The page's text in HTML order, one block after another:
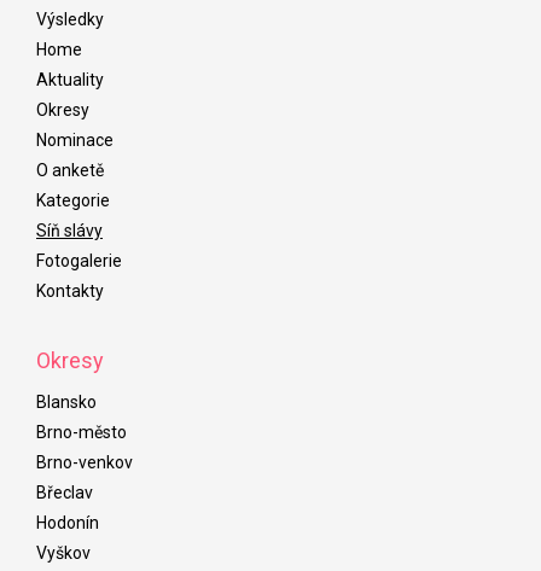
Výsledky
Home
Aktuality
Okresy
Nominace
O anketě
Kategorie
Síň slávy
Fotogalerie
Kontakty
Okresy
Blansko
Brno-město
Brno-venkov
Břeclav
Hodonín
Vyškov